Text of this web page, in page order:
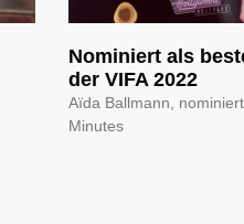
Nominiert als
der VIFA 2022
Aïda Ballmann,
Minutes